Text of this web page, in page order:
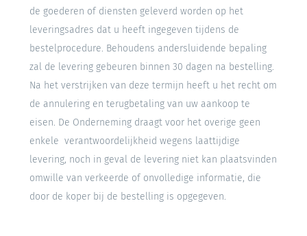
de goederen of diensten geleverd worden op het
leveringsadres dat u heeft ingegeven tijdens de
bestelprocedure. Behoudens andersluidende bepaling
zal de levering gebeuren binnen 30 dagen na bestelling.
Na het verstrijken van deze termijn heeft u het recht om
de annulering en terugbetaling van uw aankoop te
eisen. De Onderneming draagt voor het overige geen
enkele verantwoordelijkheid wegens laattijdige
levering, noch in geval de levering niet kan plaatsvinden
omwille van verkeerde of onvolledige informatie, die
door de koper bij de bestelling is opgegeven.